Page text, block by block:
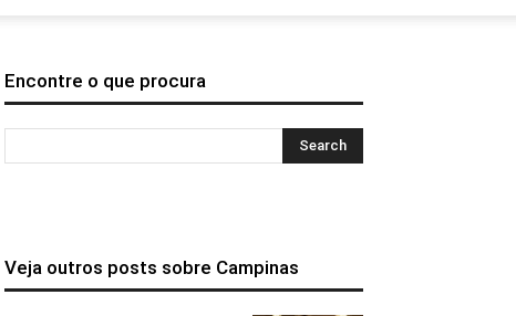
Encontre o que procura
Veja outros posts sobre Campinas